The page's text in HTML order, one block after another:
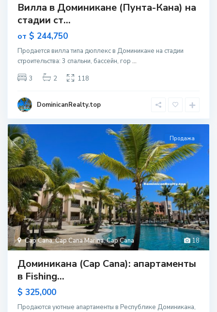
Вилла в Доминикане (Пунта-Кана) на
стадии ст...
от $ 244,750
Продается вилла типа дюплекс в Доминикане на стадии
строительcтва: 3 спальни, бассейн, гор ...
3
2 118
DominicanRealty.top
18
Cap Cana,Cap Cana Marina,Cap Cana
Продажа
Доминикана (Cap Cana): апартаменты
в Fishing...
$ 325,000
Продаются уютные апартаменты в Республике Доминикана,